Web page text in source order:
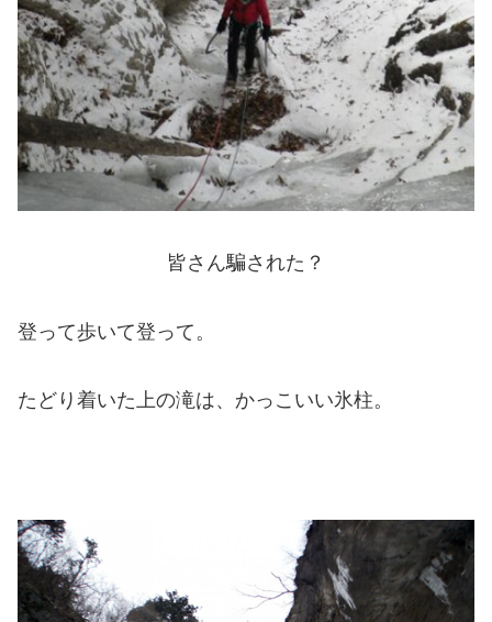
皆さん騙された？
登って歩いて登って。
たどり着いた上の滝は、かっこいい氷柱。